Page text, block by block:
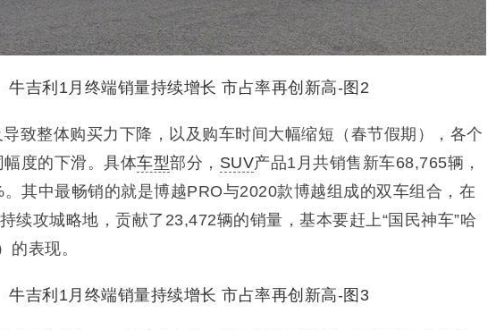
致整体购买力下降，以及购车时间大幅缩短（春节假期），各个
度的下滑。具体车型部分， SUV产品1月共销售新车68,765辆，
其中最畅销的就是博越PRO与2020款博越组成的双车组合，在
续攻城略地，贡献了23,472辆的销量，基本要赶上“国民神车”哈
的表现。